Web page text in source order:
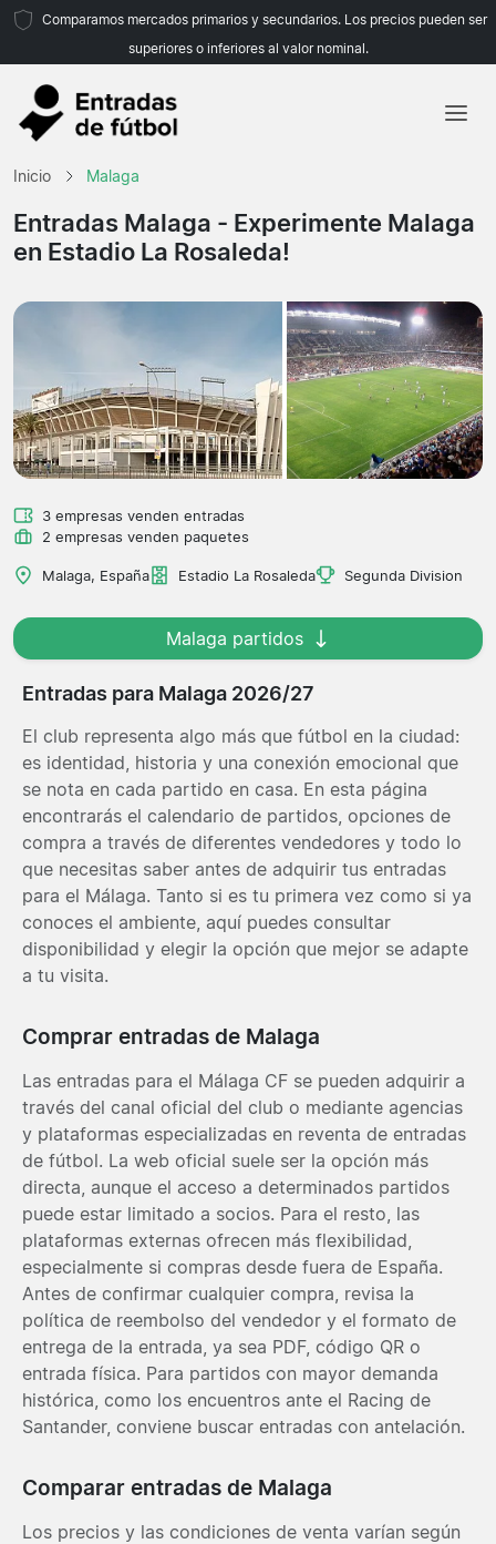
Comparamos mercados primarios y secundarios. Los precios pueden ser
superiores o inferiores al valor nominal.
Equipos
Ligas
Inicio Malaga
Entradas Malaga - Experimente Malaga
en Estadio La Rosaleda!
3 empresas venden entradas
2 empresas venden paquetes
Malaga, España Estadio La Rosaleda Segunda Division
Malaga partidos
Entradas para Malaga 2026/27
El club representa algo más que fútbol en la ciudad:
es identidad, historia y una conexión emocional que
se nota en cada partido en casa. En esta página
encontrarás el calendario de partidos, opciones de
compra a través de diferentes vendedores y todo lo
que necesitas saber antes de adquirir tus entradas
para el Málaga. Tanto si es tu primera vez como si ya
conoces el ambiente, aquí puedes consultar
disponibilidad y elegir la opción que mejor se adapte
a tu visita.
Comprar entradas de Malaga
Las entradas para el Málaga CF se pueden adquirir a
través del canal oficial del club o mediante agencias
y plataformas especializadas en reventa de entradas
de fútbol. La web oficial suele ser la opción más
directa, aunque el acceso a determinados partidos
puede estar limitado a socios. Para el resto, las
plataformas externas ofrecen más flexibilidad,
especialmente si compras desde fuera de España.
Antes de confirmar cualquier compra, revisa la
política de reembolso del vendedor y el formato de
entrega de la entrada, ya sea PDF, código QR o
entrada física. Para partidos con mayor demanda
histórica, como los encuentros ante el Racing de
Santander, conviene buscar entradas con antelación.
Comparar entradas de Malaga
Los precios y las condiciones de venta varían según